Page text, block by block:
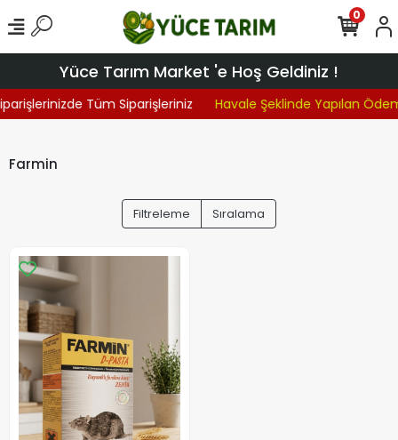
Yüce Tarım Market 'e Hoş Geldiniz !
Tüm Siparişleriniz Havale Şeklinde Yapılan
0
Farmin
Filtreleme Sıralama